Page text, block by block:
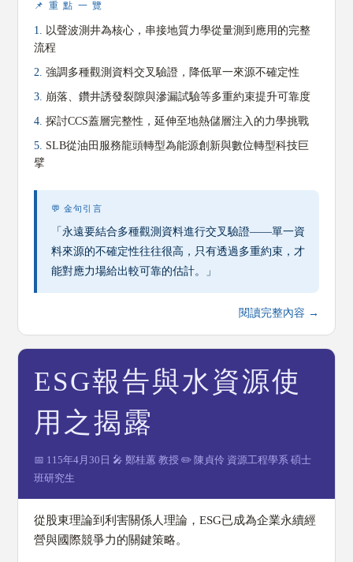
📌 重 點 一 覽
1. 以聲波測井為核心，串接地質力學從量測到應用的完整
流程
2. 強調多種觀測資料交叉驗證，降低單一來源不確定性
3. 崩落、鑽井誘發裂隙與滲漏試驗等多重約束提升可靠度
4. 探討CCS蓋層完整性，延伸至地熱儲層注入的力學挑戰
5. SLB從油田服務龍頭轉型為能源創新與數位轉型科技巨
擘
💬 金句引言
「永遠要結合多種觀測資料進行交叉驗證——單一資
料來源的不確定性往往很高，只有透過多重約束，才
能對應力場給出較可靠的估計。」
閱讀完整內容 →
ESG報告與水資源使
用之揭露
📅 115年4月30日 🎤 鄭桂蕙 教授 ✏️ 陳貞伶 資源工程學系 碩士
班研究生
從股東理論到利害關係人理論，ESG已成為企業永續經
營與國際競爭力的關鍵策略。